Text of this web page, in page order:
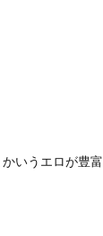
かいうエロが豊富